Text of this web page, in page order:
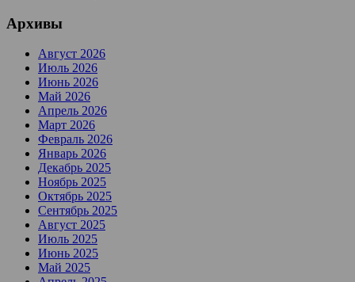
Архивы
Август 2026
Июль 2026
Июнь 2026
Май 2026
Апрель 2026
Март 2026
Февраль 2026
Январь 2026
Декабрь 2025
Ноябрь 2025
Октябрь 2025
Сентябрь 2025
Август 2025
Июль 2025
Июнь 2025
Май 2025